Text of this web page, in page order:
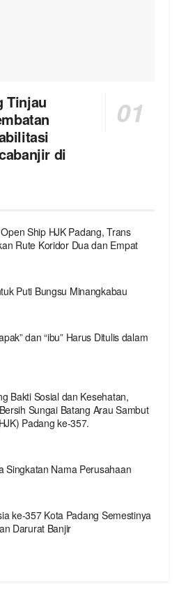
Tinjau
di
Ship HJK Padang, Trans
Rute Koridor Dua dan Empat
Puti Bungsu Minangkabau
dan “ibu” Harus Ditulis dalam
Bakti Sosial dan Kesehatan,
Sungai Batang Arau Sambut
Padang ke-357.
Singkatan Nama Perusahaan
ke-357 Kota Padang Semestinya
Darurat Banjir